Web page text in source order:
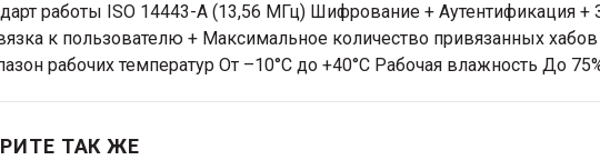
работы ISO 14443-А (13,56 МГц) Шифрование + Аутентификация +
к пользователю + Максимальное количество привязанных
рабочих температур От –10°C до +40°C Рабочая влажность До
ТАК ЖЕ